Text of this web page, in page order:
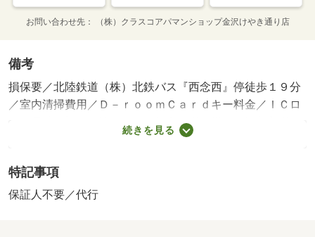
お問い合わせ先 （株）クラスコアパマンショップ金沢けやき通り店
備考
損保要／北陸鉄道（株）北鉄バス『西念西』停徒歩１９分
／室内清掃費用／Ｄ－ｒｏｏｍＣａｒｄキー料金／ＩＣロ
ック電池（初回）等／保証会社利用必：機関保証加入必
須。初回保証料１８０００円、月額保証料賃料等総額の
退去費用実費精算※故意・過失等別途実費］ルームクリー
ニング料金にエアコンクリーニング費用を含みます。 保
続きを見る
特記事項
保証人不要／代行